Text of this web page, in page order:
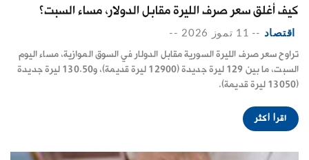
كيف أغلق سعر صرف الليرة مقابل الدولار، مساء السبت؟
اقتصاد -- 11 تموز 2026 --
تراوح سعر صرف الليرة السورية مقابل الدولار في السوق الموازية، مساء اليوم
السبت، ما بين 129 ليرة جديدة (12900 ليرة قديمة)، و130.50 ليرة جديدة
(13050 ليرة قديمة).
اقرأ أكثر